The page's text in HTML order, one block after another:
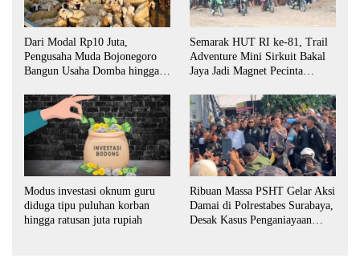
Dari Modal Rp10 Juta,
Pengusaha Muda Bojonegoro
Bangun Usaha Domba hingga
Semarak HUT RI ke-81, Trail
Adventure Mini Sirkuit Bakal
Jaya Jadi Magnet Pecinta
Modus investasi oknum guru
diduga tipu puluhan korban
hingga ratusan juta rupiah
Ribuan Massa PSHT Gelar Aksi
Damai di Polrestabes Surabaya,
Desak Kasus Penganiayaan